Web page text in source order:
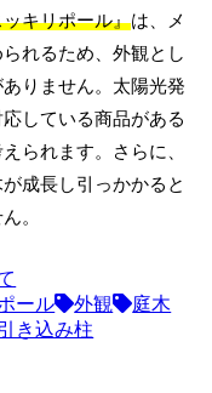
ッキリポール』は、メ
れるため、外観とし
りません。太陽光発
している商品がある
られます。さらに、
成長し引っかかると
。
ール 外観
庭木
き込み柱